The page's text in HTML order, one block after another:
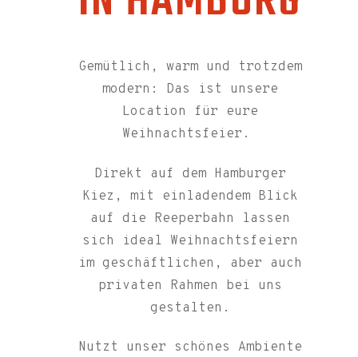
Gemütlich, warm und trotzdem
modern: Das ist unsere
Location für eure
Weihnachtsfeier.
Direkt auf dem Hamburger
Kiez, mit einladendem Blick
auf die Reeperbahn lassen
sich ideal Weihnachtsfeiern
im geschäftlichen, aber auch
privaten Rahmen bei uns
gestalten.
Nutzt unser schönes Ambiente